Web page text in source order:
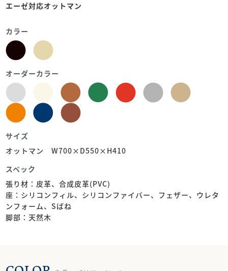
エーゼ対応オットマン
カラー
オーダーカラー
サイズ
オットマン W700×D550×H410
スペック
張り材：皮革、合成皮革(PVC)
座：シリコンフィル、シリコンファイバー、フェザー、ウレタ
ンフォーム、Sばね
脚部：天然木